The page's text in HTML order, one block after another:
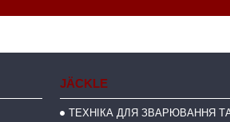
JÄCKLE
ТЕХНІКА ДЛЯ ЗВАРЮВАННЯ